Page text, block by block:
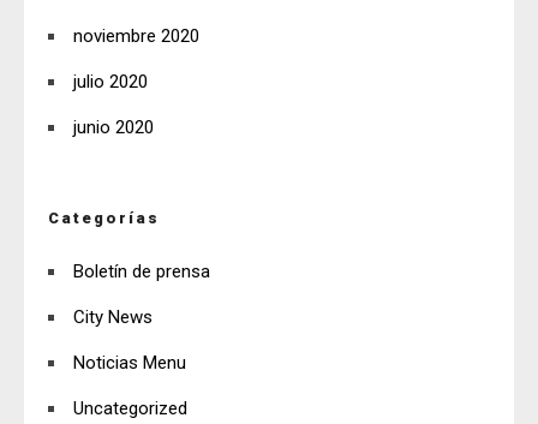
noviembre 2020
julio 2020
junio 2020
Categorías
Boletín de prensa
City News
Noticias Menu
Uncategorized